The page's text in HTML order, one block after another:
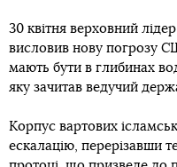
30 квітня верховний
висловив нову погрозу
мають бути в глибинах
яку зачитав ведучий
Корпус вартових
ескалацію, перерізавши